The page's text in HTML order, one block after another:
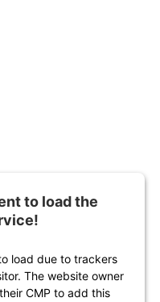
to load the
load due to trackers
The website owner
CMP to add this